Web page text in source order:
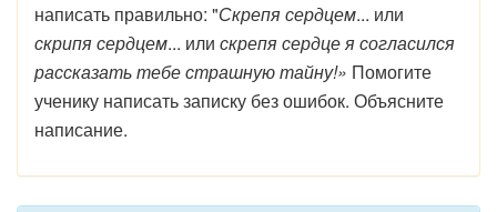
написать правильно: "Скрепя сердцем... или
скрипя сердцем... или скрепя сердцея согласился
рассказать тебе страшную тайну!» Помогите
ученику написать записку без ошибок. Объясните
написание.